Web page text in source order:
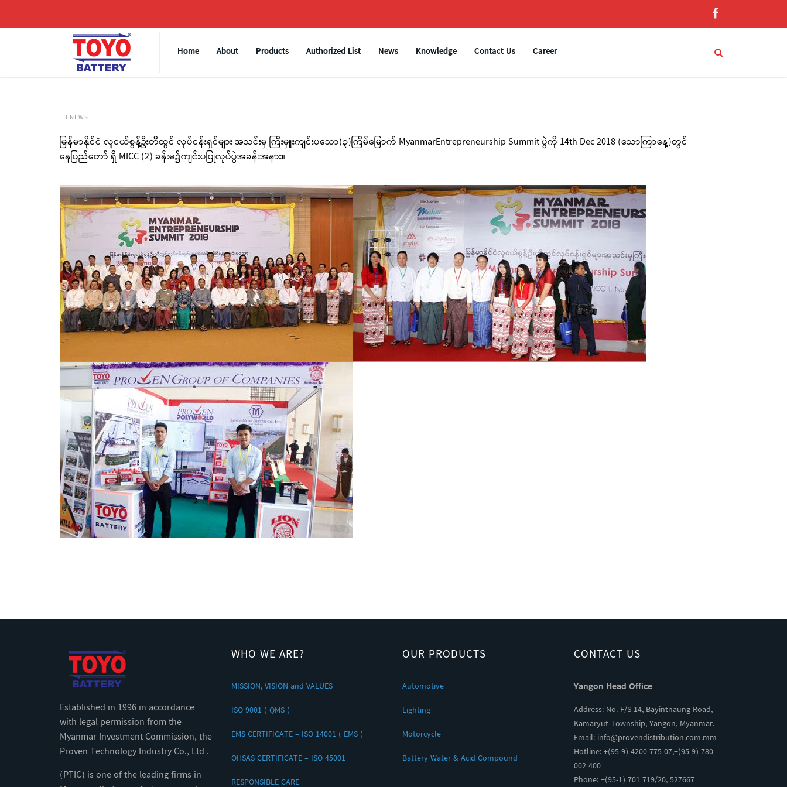
Home About Products Authorized List News Knowledge Contact Us Career
NEWS
မြန်မာနိုင်ငံ လူငယ်စွန့်ဦးတီထွင် လုပ်ငန်းရှင်များ အသင်းမှ ကြီးမှူးကျင်းပသော(၃)ကြိမ်မြောက် MyanmarEntrepreneurship Summit ပွဲကို 14th Dec 2018 (သောကြာနေ့)တွင်
နေပြည်တော် ရှိ MICC (2) ခန်းမ၌ကျင်းပပြုလုပ်ပွဲအခန်းအနား။
Established in 1996 in accordance
with legal permission from the
Myanmar Investment Commission, the
Proven Technology Industry Co., Ltd .
(PTIC) is one of the leading firms in
WHO WE ARE?
MISSION, VISION and VALUES
ISO 9001 ( QMS )
EMS CERTIFICATE – ISO 14001 ( EMS )
OHSAS CERTIFICATE – ISO 45001
RESPONSIBLE CARE
OUR PRODUCTS
Automotive
Lighting
Motorcycle
Battery Water & Acid Compound
CONTACT US
Yangon Head Office
Address: No. F/S-14, Bayintnaung Road,
Kamaryut Township, Yangon, Myanmar.
Email: info@provendistribution.com.mm
Hotline: +(95-9) 4200 775 07,+(95-9) 780
002 400
Phone: +(95-1) 701 719/20, 527667